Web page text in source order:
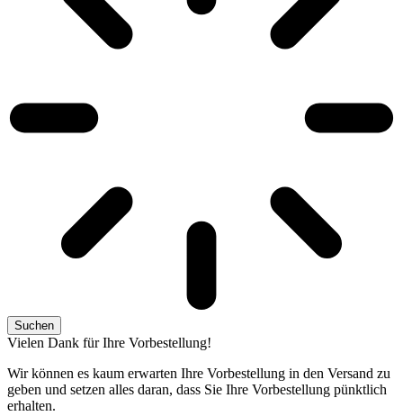
Suchen
Vielen Dank für Ihre Vorbestellung!
Wir können es kaum erwarten Ihre Vorbestellung in den Versand zu
geben und setzen alles daran, dass Sie Ihre Vorbestellung pünktlich
erhalten.